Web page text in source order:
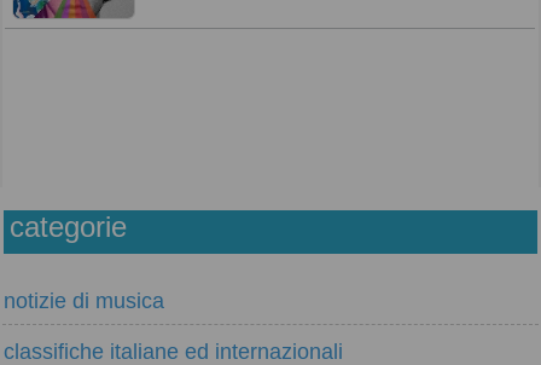
categorie
notizie di musica
classifiche italiane ed internazionali